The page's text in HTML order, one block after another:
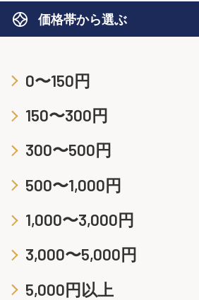
価格帯から選ぶ
0〜150円
150〜300円
300〜500円
500〜1,000円
1,000〜3,000円
3,000〜5,000円
5,000円以上